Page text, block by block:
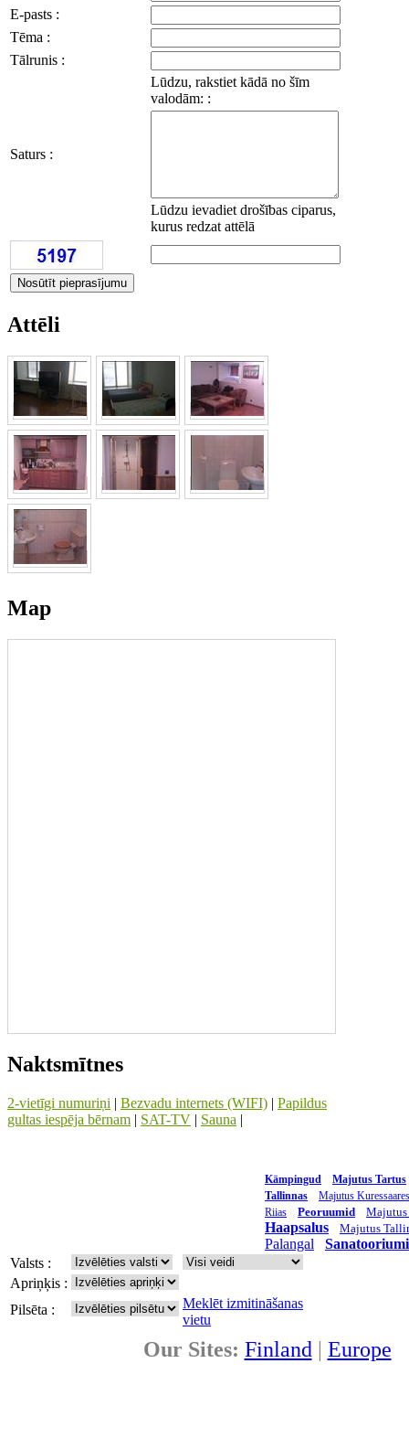
E-pasts :
Tēma :
Tālrunis :
Lūdzu, rakstiet kādā no šīm
valodām: :
Saturs :
Lūdzu ievadiet drošības ciparus,
kurus redzat attēlā
Attēli
Map
Naktsmītnes
2-vietīgi numuriņi | Bezvadu internets (WIFI) | Papildus
gultas iespēja bērnam | SAT-TV | Sauna |
Kämpingud
Majutus Tartus
Tallinnas
Majutus Kuressaares
Riias
Peoruumid Majutus
Haapsalus Majutus
Palangal
Valsts :
Apriņķis :
Pilsēta :
Meklēt izmitināšanas
vietu
Our Sites: Finland | Europe